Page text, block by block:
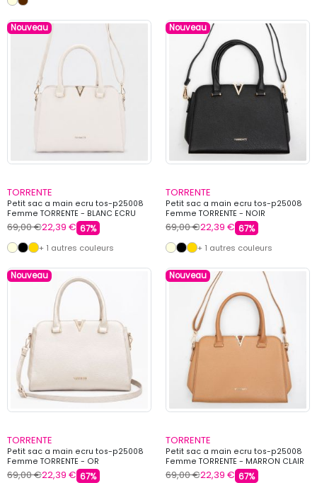
Nouveau
TORRENTE
Petit sac a main ecru tos-p25008
Femme TORRENTE - BLANC ECRU
69,00 €22,39 € 67%
+ 1 autres couleurs
Nouveau
TORRENTE
Petit sac a main ecru tos-p25008
Femme TORRENTE - NOIR
69,00 €22,39 € 67%
+ 1 autres couleurs
Nouveau
TORRENTE
Petit sac a main ecru tos-p25008
Femme TORRENTE - OR
69,00 €22,39 € 67%
Nouveau
TORRENTE
Petit sac a main ecru tos-p25008
Femme TORRENTE - MARRON CLAIR
69,00 €22,39 € 67%